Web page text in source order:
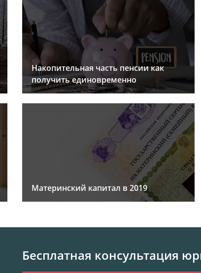
Накопительная часть пенсии как
получить единовременно
Материнский капитал в 2019
Бесплатная консультация